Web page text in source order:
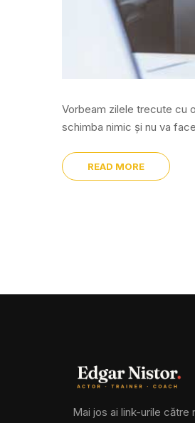
Vorbeam zilele trecute cu
schimba nimic și nu va
READ MORE
Mai jos ai link-urile către